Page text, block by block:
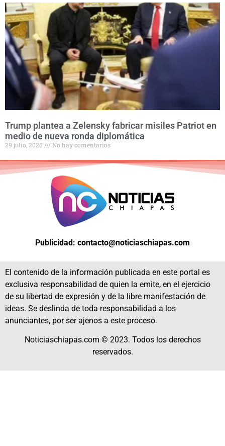
Trump plantea a Zelensky fabricar misiles Patriot en
medio de nueva ronda diplomática
29 julio, 2026 No hay comentarios
Publicidad: contacto@noticiaschiapas.com
El contenido de la información publicada en este portal es
exclusiva responsabilidad de quien la emite, en el ejercicio
de su libertad de expresión y de la libre manifestación de
ideas. Se deslinda de toda responsabilidad a los
anunciantes, por ser ajenos a este proceso.
Noticiaschiapas.com © 2023. Todos los derechos
reservados.